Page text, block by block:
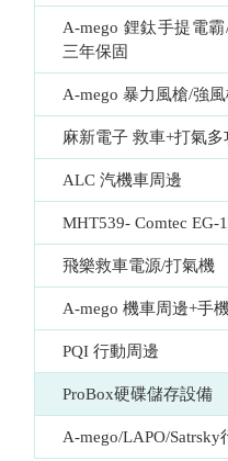
A-mego 鋰鈦手提電
三年保固
A-mego 暴力風槍/強
麻新電子 救車+打氣
ALC 汽機車周邊
MHT539- Comtec EG-
飛樂救車電源/打氣機
A-mego 機車周邊+手
PQI 行動周邊
ProBox硬碟儲存設備
A-mego/LAPO/Satrsky